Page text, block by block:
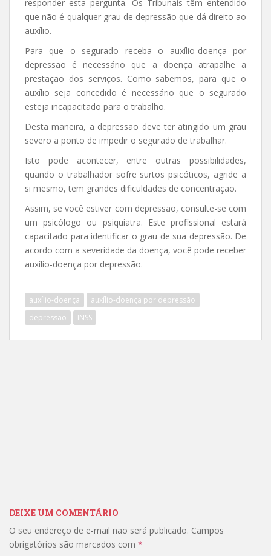
responder esta pergunta. Os Tribunais têm entendido
que não é qualquer grau de depressão que dá direito ao
auxílio.
Para que o segurado receba o auxílio-doença por
depressão é necessário que a doença atrapalhe a
prestação dos serviços. Como sabemos, para que o
auxílio seja concedido é necessário que o segurado
esteja incapacitado para o trabalho.
Desta maneira, a depressão deve ter atingido um grau
severo a ponto de impedir o segurado de trabalhar.
Isto pode acontecer, entre outras possibilidades,
quando o trabalhador sofre surtos psicóticos, agride a
si mesmo, tem grandes dificuldades de concentração.
Assim, se você estiver com depressão, consulte-se com
um psicólogo ou psiquiatra. Este profissional estará
capacitado para identificar o grau de sua depressão. De
acordo com a severidade da doença, você pode receber
auxílio-doença por depressão.
auxílio-doença
auxílio-doença por depressão
depressão
INSS
DEIXE UM COMENTÁRIO
O seu endereço de e-mail não será publicado. Campos
obrigatórios são marcados com *